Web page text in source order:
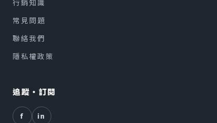
常見問題
聯絡我們
隱私權政策
追蹤・訂閱
f in